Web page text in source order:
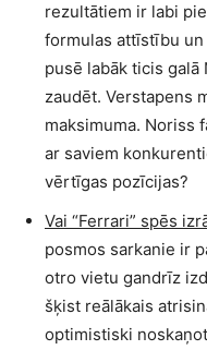
rezultātiem ir labi
formulas attīstību
pusē labāk ticis
zaudēt. Verstapens
maksimuma. Noriss
ar saviem
vērtīgas pozīcijas?
Vai “Ferrari” spēs
posmos sarkanie ir
otro vietu gandrīz
šķist reālākais
optimistiski